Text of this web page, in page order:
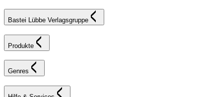
Bastei Lübbe Verlagsgruppe
Produkte
Genres